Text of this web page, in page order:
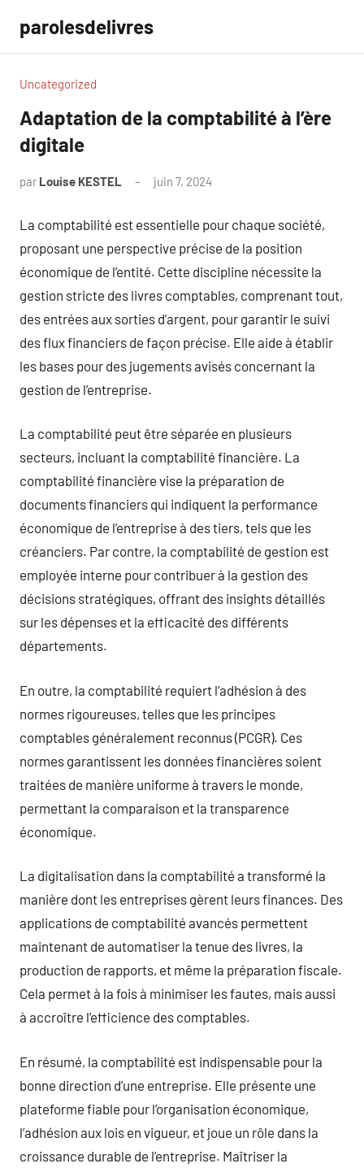
contenu
parolesdelivres
Uncategorized
Adaptation de la comptabilité à l’ère
digitale
par Louise KESTEL juin 7, 2024
La comptabilité est essentielle pour chaque société,
proposant une perspective précise de la position
économique de l’entité. Cette discipline nécessite la
gestion stricte des livres comptables, comprenant tout,
des entrées aux sorties d’argent, pour garantir le suivi
des flux financiers de façon précise. Elle aide à établir
les bases pour des jugements avisés concernant la
gestion de l’entreprise.
La comptabilité peut être séparée en plusieurs
secteurs, incluant la comptabilité financière. La
comptabilité financière vise la préparation de
documents financiers qui indiquent la performance
économique de l’entreprise à des tiers, tels que les
créanciers. Par contre, la comptabilité de gestion est
employée interne pour contribuer à la gestion des
décisions stratégiques, offrant des insights détaillés
sur les dépenses et la efficacité des différents
départements.
En outre, la comptabilité requiert l’adhésion à des
normes rigoureuses, telles que les principes
comptables généralement reconnus (PCGR). Ces
normes garantissent les données financières soient
traitées de manière uniforme à travers le monde,
permettant la comparaison et la transparence
économique.
La digitalisation dans la comptabilité a transformé la
manière dont les entreprises gèrent leurs finances. Des
applications de comptabilité avancés permettent
maintenant de automatiser la tenue des livres, la
production de rapports, et même la préparation fiscale.
Cela permet à la fois à minimiser les fautes, mais aussi
à accroître l’efficience des comptables.
En résumé, la comptabilité est indispensable pour la
bonne direction d’une entreprise. Elle présente une
plateforme fiable pour l’organisation économique,
l’adhésion aux lois en vigueur, et joue un rôle dans la
croissance durable de l’entreprise. Maîtriser la